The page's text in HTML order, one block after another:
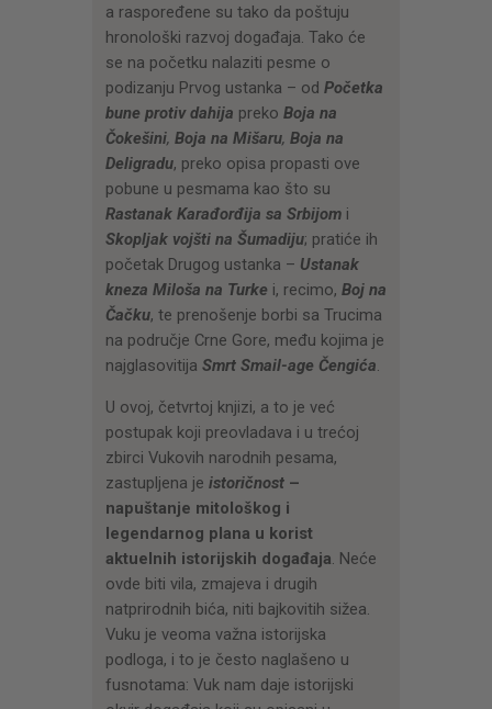
a raspoređene su tako da poštuju
hronološki razvoj događaja. Tako će
se na početku nalaziti pesme o
podizanju Prvog ustanka – od Početka
bune protiv dahija preko Boja na
Čokešini, Boja na Mišaru, Boja na
Deligradu, preko opisa propasti ove
pobune u pesmama kao što su
Rastanak Karađorđija sa Srbijomi
Skopljak vojšti na Šumadiju; pratiće ih
početak Drugog ustanka – Ustanak
kneza Miloša na Turke i, recimo, Boj na
Čačku, te prenošenje borbi sa Trucima
na područje Crne Gore, među kojima je
najglasovitija Smrt Smail-age Čengića.
U ovoj, četvrtoj knjizi, a to je već
postupak koji preovladava i u trećoj
zbirci Vukovih narodnih pesama,
zastupljena je istoričnost –
napuštanje mitološkog i
legendarnog plana u korist
aktuelnih istorijskih događaja . Neće
ovde biti vila, zmajeva i drugih
natprirodnih bića, niti bajkovitih sižea.
Vuku je veoma važna istorijska
podloga, i to je često naglašeno u
fusnotama: Vuk nam daje istorijski